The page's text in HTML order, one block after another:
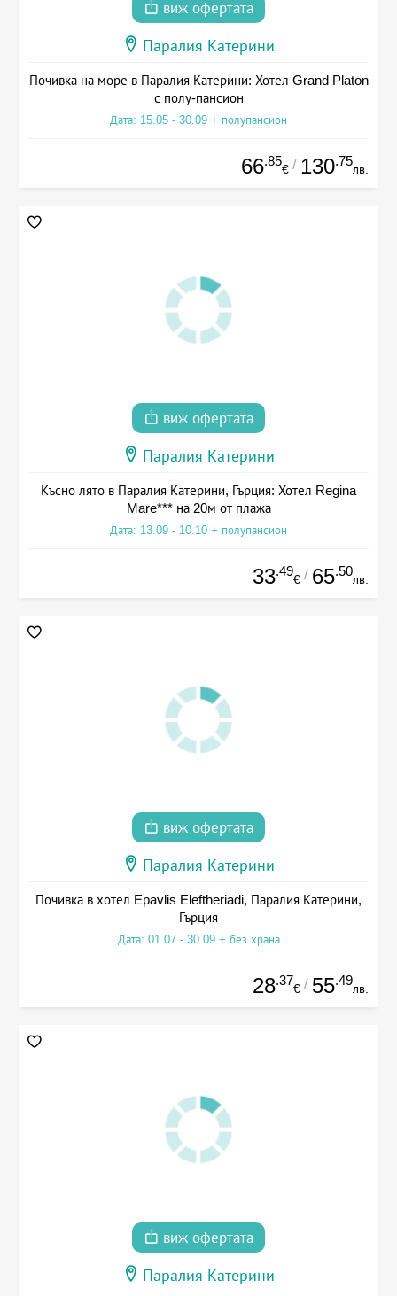
виж офертата
Паралия Катерини
Почивка на море в Паралия Катерини: Хотел Grand Platon
с полу-пансион
Дата: 15.05 - 30.09 + полупансион
66.85
€ / 130.75
лв.
виж офертата
Паралия Катерини
Късно лято в Паралия Катерини, Гърция: Хотел Regina
Mare*** на 20м от плажа
Дата: 13.09 - 10.10 + полупансион
33.49
€ / 65.50
лв.
виж офертата
Паралия Катерини
Почивка в хотел Epavlis Eleftheriadi, Паралия Катерини,
Гърция
Дата: 01.07 - 30.09 + без храна
28.37
€ / 55.49
лв.
виж офертата
Паралия Катерини